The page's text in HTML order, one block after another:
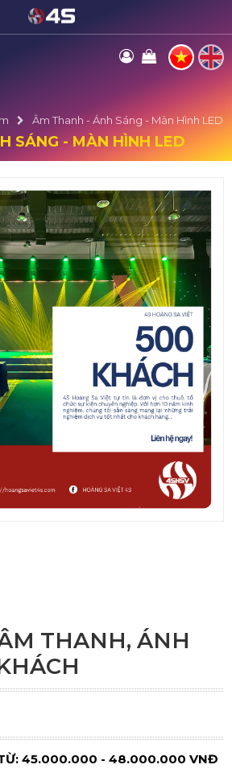
Âm Thanh - Ánh Sáng - Màn Hình LED
SÁNG - MÀN HÌNH LED
THANH, ÁNH
45.000.000 - 48.000.000 VNĐ